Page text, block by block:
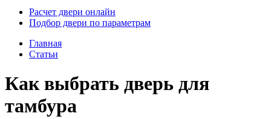
Расчет двери онлайн
Подбор двери по параметрам
Главная
Статьи
Как выбрать дверь для
тамбура